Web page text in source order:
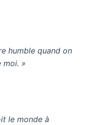
humble quand on
moi. »
le monde à